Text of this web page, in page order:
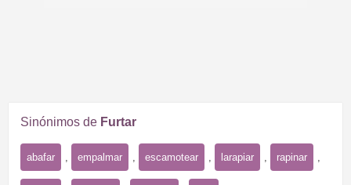
Sinónimos de Furtar
abafar empalmar escamotear larapiar rapinar